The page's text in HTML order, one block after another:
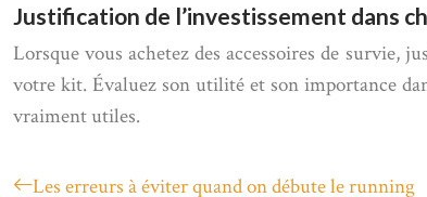
Justification de l’investissement dans
Lorsque vous achetez des accessoires de survie,
votre kit. Évaluez son utilité et son importance
vraiment utiles.
Les erreurs à éviter quand on débute le running